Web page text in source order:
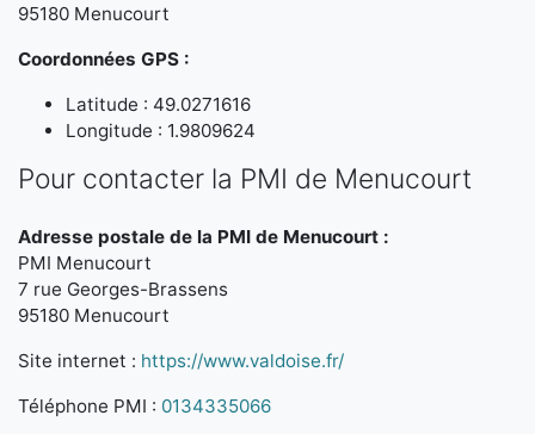
95180 Menucourt
Coordonnées GPS :
Latitude : 49.0271616
Longitude : 1.9809624
Pour contacter la PMI de Menucourt
Adresse postale de la PMI de Menucourt :
PMI Menucourt
7 rue Georges-Brassens
95180 Menucourt
Site internet : https://www.valdoise.fr/
Téléphone PMI : 0134335066